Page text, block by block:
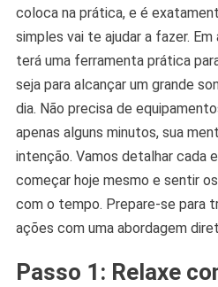
coloca na prática, e é
simples vai te ajudar a fazer.
terá uma ferramenta prática
seja para alcançar um grande
dia. Não precisa de
apenas alguns minutos, sua
intenção. Vamos detalhar cada
começar hoje mesmo e sentir
com o tempo. Prepare-se para
ações com uma abordagem
Passo 1: Relaxe